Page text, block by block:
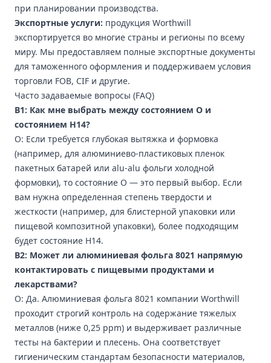
при планировании производства.
Экспортные услуги: продукция Worthwill
экспортируется во многие страны и регионы по всему
миру. Мы предоставляем полные экспортные документы
для таможенного оформления и поддерживаем условия
торговли FOB, CIF и другие.
Часто задаваемые вопросы (FAQ)
В1: Как мне выбрать между состоянием O и
состоянием H14?
О: Если требуется глубокая вытяжка и формовка
(например, для алюминиево-пластиковых пленок
пакетных батарей или alu-alu фольги холодной
формовки), то состояние O — это первый выбор. Если
вам нужна определенная степень твердости и
жесткости (например, для блистерной упаковки или
пищевой композитной упаковки), более подходящим
будет состояние H14.
В2: Может ли алюминиевая фольга 8021 напрямую
контактировать с пищевыми продуктами и
лекарствами?
О: Да. Алюминиевая фольга 8021 компании Worthwill
проходит строгий контроль на содержание тяжелых
металлов (ниже 0,25 ppm) и выдерживает различные
тесты на бактерии и плесень. Она соответствует
гигиеническим стандартам безопасности материалов,